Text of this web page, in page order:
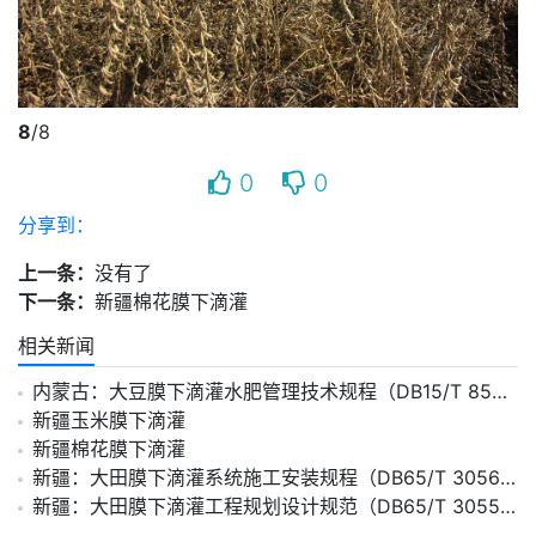
8/8
0 0
分享到：
上一条： 没有了
下一条： 新疆棉花膜下滴灌
相关新闻
内蒙古：大豆膜下滴灌水肥管理技术规程（DB15/T 855-2015）
新疆玉米膜下滴灌
新疆棉花膜下滴灌
新疆：大田膜下滴灌系统施工安装规程（DB65/T 3056-2010）
新疆：大田膜下滴灌工程规划设计规范（DB65/T 3055-2010）